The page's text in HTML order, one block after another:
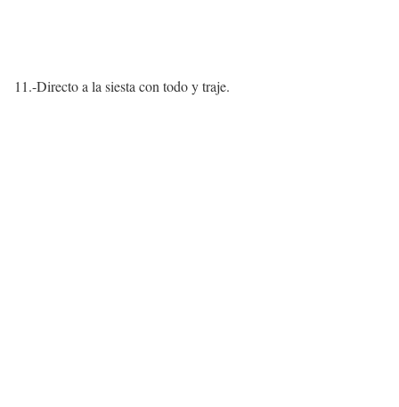
11.-Directo a la siesta con todo y traje.